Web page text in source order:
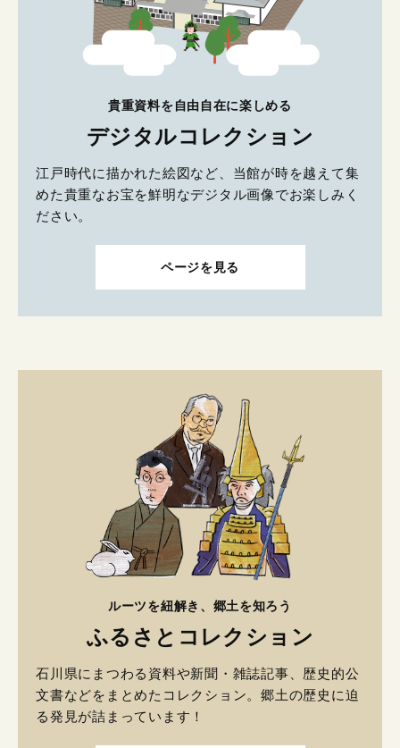
貴重資料を自由自在に楽しめる
デジタルコレクション
江戸時代に描かれた絵図など、当館が時を越えて集
めた貴重なお宝を鮮明なデジタル画像でお楽しみく
ださい。
ページを見る
ルーツを紐解き、郷土を知ろう
ふるさとコレクション
石川県にまつわる資料や新聞・雑誌記事、歴史的公
文書などをまとめたコレクション。郷土の歴史に迫
る発見が詰まっています！